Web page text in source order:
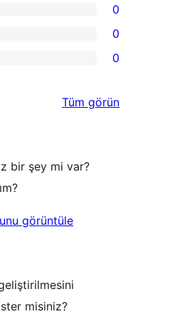
0
0
0
Tüm değerlendirmeleri
görün
bir şey mi var?
görüntüle
misiniz?